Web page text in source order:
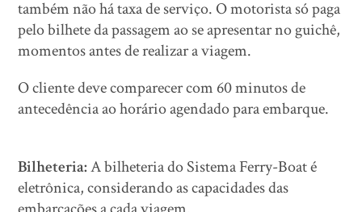
também não há taxa de serviço. O motorista só paga
pelo bilhete da passagem ao se apresentar no guichê,
momentos antes de realizar a viagem.
O cliente deve comparecer com 60 minutos de
antecedência ao horário agendado para embarque.
Bilheteria:A bilheteria do Sistema Ferry-Boat é
eletrônica, considerando as capacidades das